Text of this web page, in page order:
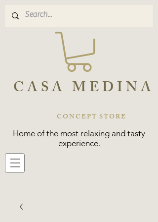
CASA MEDINA
CONCEPT STORE
Home of the most relaxing and tasty
experience.